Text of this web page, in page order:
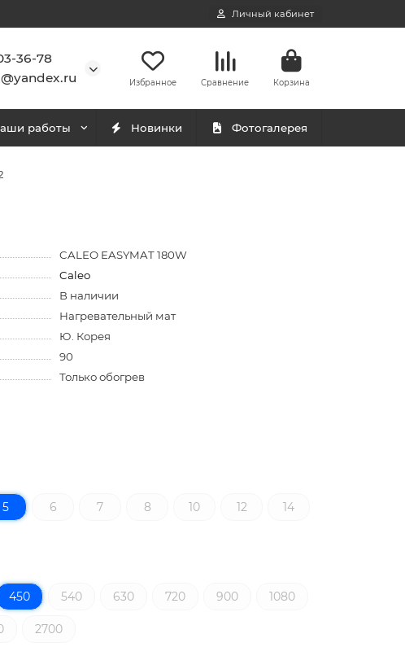
Личный кабинет
36-78
Избранное Сравнение Корзина
работы Новинки Фотогалерея
CALEO EASYMAT 180W
Caleo
В наличии
Нагревательный мат
Ю. Корея
90
Только обогрев
5 6 7 8 10 12 14
450 540 630 720 900 1080
2700